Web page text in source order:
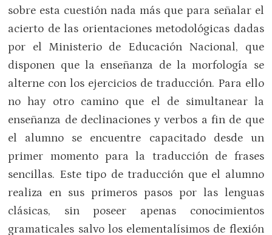
sobre esta cuestión nada más que para señalar el
acierto de las orientaciones metodológicas dadas
por el Ministerio de Educación Nacional, que
disponen que la enseñanza de la morfología se
alterne con los ejercicios de traducción. Para ello
no hay otro camino que el de simultanear la
enseñanza de declinaciones y verbos a fin de que
el alumno se encuentre capacitado desde un
primer momento para la traducción de frases
sencillas. Este tipo de traducción que el alumno
realiza en sus primeros pasos por las lenguas
clásicas, sin poseer apenas conocimientos
gramaticales salvo los elementalísimos de flexión